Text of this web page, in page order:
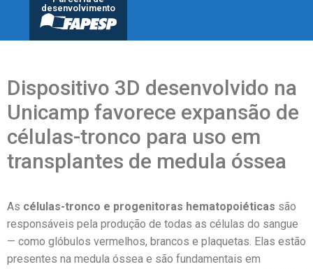
desenvolvimento
Dispositivo 3D desenvolvido na
Unicamp favorece expansão de
células-tronco para uso em
transplantes de medula óssea
As células-tronco e progenitoras hematopoiéticas são
responsáveis pela produção de todas as células do sangue
— como glóbulos vermelhos, brancos e plaquetas. Elas estão
presentes na medula óssea e são fundamentais em